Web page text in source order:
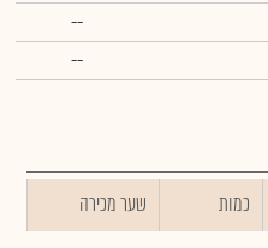
--
--
כמות
שער מכירה